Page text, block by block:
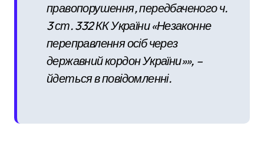
правопорушення, передбаченого ч.
3 ст. 332 КК України «Незаконне
переправлення осіб через
державний кордон України»», –
йдеться в повідомленні.